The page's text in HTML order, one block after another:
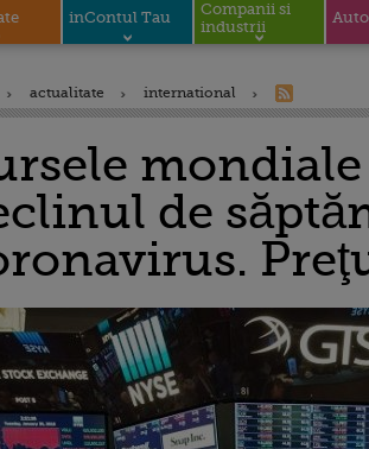
inContul Tau
Companii si
industrii
Auto
actualitate international
de